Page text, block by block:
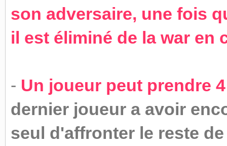
son adversaire, une fois
il est éliminé de la war en
- Un joueur peut prendre
dernier joueur a avoir
seul d'affronter le reste